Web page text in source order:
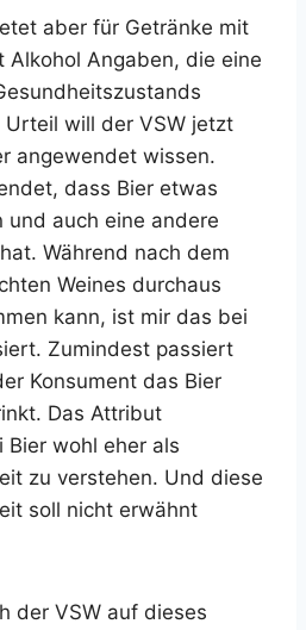
aber für Getränke mit
Alkohol Angaben, die eine
Urteil will der VSW jetzt
angewendet wissen.
dass Bier etwas
und auch eine andere
Während nach dem
Weines durchaus
kann, ist mir das bei
Zumindest passiert
Konsument das Bier
Das Attribut
Bier wohl eher als
zu verstehen. Und diese
soll nicht erwähnt
der VSW auf dieses